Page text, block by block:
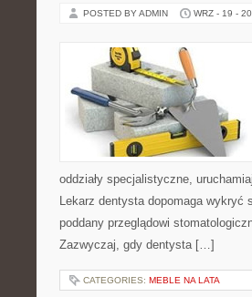
POSTED BY ADMIN WRZ - 19 -
oddziały specjalistyczne,
Lekarz dentysta dopomaga
poddany przeglądowi
Zazwyczaj, gdy dentysta […]
CATEGORIES: MEBLE NA LATA